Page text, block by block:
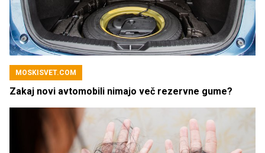
MOSKISVET.COM
Zakaj novi avtomobili nimajo več rezervne gume?